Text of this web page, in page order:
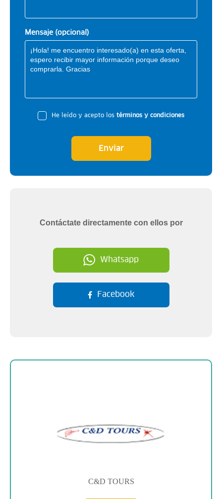
Mensaje (opcional)
He leído y acepto los términos y condiciones
Enviar
Contáctate directamente con ellos por
Whatsapp
Facebook
C&D TOURS